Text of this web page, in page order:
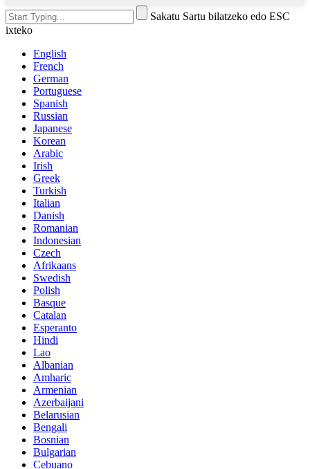
Sakatu Sartu bilatzeko edo ESC
ixteko
English
French
German
Portuguese
Spanish
Russian
Japanese
Korean
Arabic
Irish
Greek
Turkish
Italian
Danish
Romanian
Indonesian
Czech
Afrikaans
Swedish
Polish
Basque
Catalan
Esperanto
Hindi
Lao
Albanian
Amharic
Armenian
Azerbaijani
Belarusian
Bengali
Bosnian
Bulgarian
Cebuano